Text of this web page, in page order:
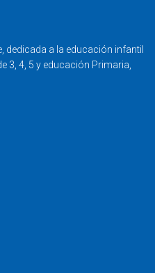
a la educación infantil
3, 4, 5 y educación Primaria,